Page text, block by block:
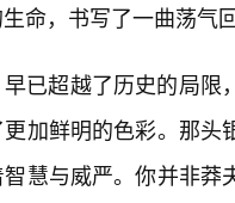
命，书写了一曲荡气
已超越了历史的局限
加鲜明的色彩。那
慧与威严。你并非